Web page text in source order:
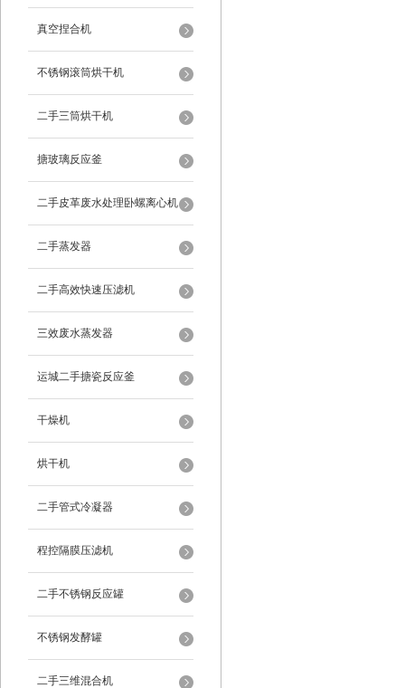
真空捏合机
不锈钢滚筒烘干机
二手三筒烘干机
搪玻璃反应釜
二手皮革废水处理卧螺离心机
二手蒸发器
二手高效快速压滤机
三效废水蒸发器
运城二手搪瓷反应釜
干燥机
烘干机
二手管式冷凝器
程控隔膜压滤机
二手不锈钢反应罐
不锈钢发酵罐
二手三维混合机